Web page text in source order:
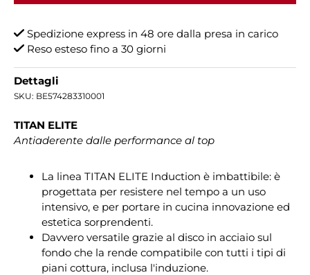
Spedizione express in 48 ore dalla presa in carico
Reso esteso fino a 30 giorni
Dettagli
SKU: BE574283310001
TITAN ELITE
Antiaderente dalle performance al top
La linea TITAN ELITE Induction è imbattibile: è
progettata per resistere nel tempo a un uso
intensivo, e per portare in cucina innovazione ed
estetica sorprendenti.
Davvero versatile grazie al disco in acciaio sul
fondo che la rende compatibile con tutti i tipi di
piani cottura, inclusa l'induzione.